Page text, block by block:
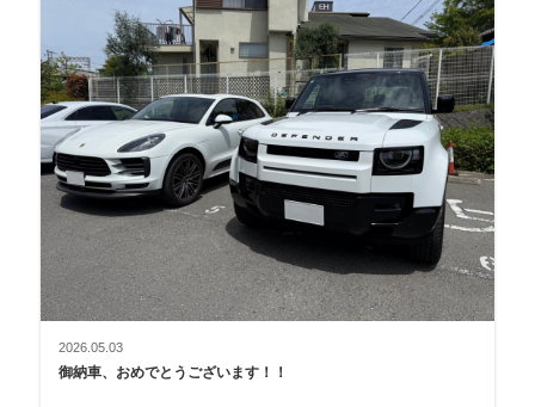
2026.05.03
御納車、おめでとうございます！！